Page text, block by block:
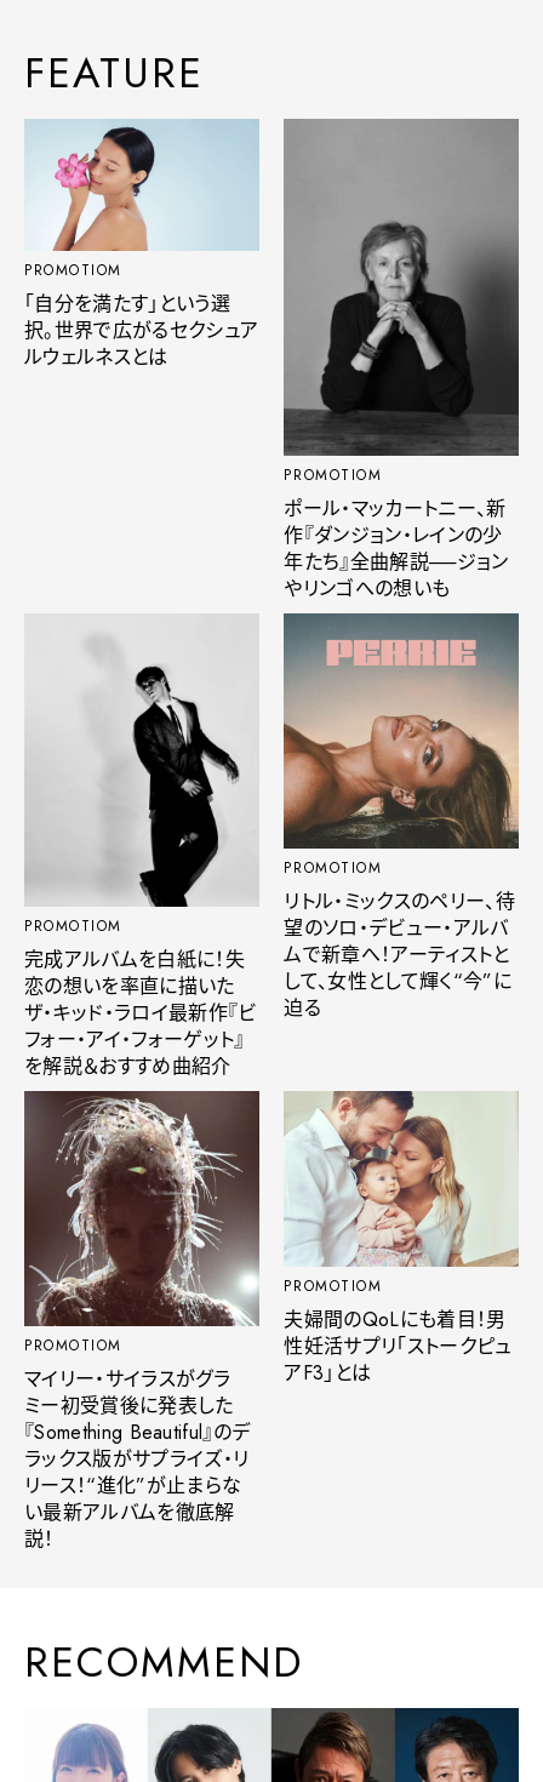
FEATURE
PROMOTIOM
「自分を満たす」という選
択。世界で広がるセクシュア
ルウェルネスとは
PROMOTIOM
ポール・マッカートニー、新
作『ダンジョン・レインの少
年たち』全曲解説──ジョン
やリンゴへの想いも
PROMOTIOM
完成アルバムを白紙に！失
恋の想いを率直に描いた
ザ・キッド・ラロイ最新作『ビ
フォー・アイ・フォーゲット』
を解説＆おすすめ曲紹介
PROMOTIOM
リトル・ミックスのペリー、待
望のソロ・デビュー・アルバ
ムで新章へ！アーティストと
して、女性として輝く“今”に
迫る
PROMOTIOM
マイリー・サイラスがグラ
ミー初受賞後に発表した
『Something Beautiful』のデ
ラックス版がサプライズ・リ
リース！“進化”が止まらな
い最新アルバムを徹底解
説！
PROMOTIOM
夫婦間のQoLにも着目！男
性妊活サプリ「ストークピュ
アF3」とは
RECOMMEND